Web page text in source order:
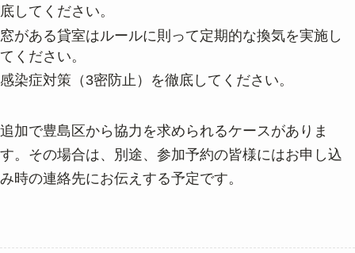
底してください。
窓がある貸室はルールに則って定期的な換気を実施し
てください。
感染症対策（3密防止）を徹底してください。
追加で豊島区から協力を求められるケースがありま
す。その場合は、別途、参加予約の皆様にはお申し込
み時の連絡先にお伝えする予定です。